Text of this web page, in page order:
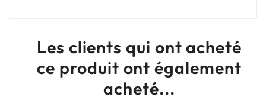
Les clients qui ont acheté
ce produit ont également
acheté...